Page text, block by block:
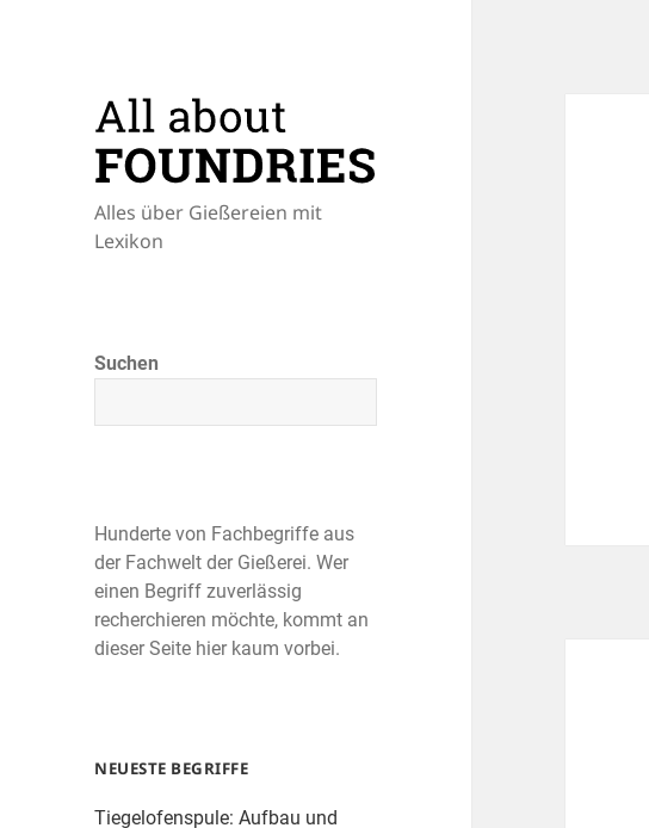
Alles über Gießereien mit
Lexikon
Suchen
Hunderte von Fachbegriffe aus
der Fachwelt der Gießerei. Wer
einen Begriff zuverlässig
recherchieren möchte, kommt an
dieser Seite hier kaum vorbei.
NEUESTE BEGRIFFE
Tiegelofenspule: Aufbau und